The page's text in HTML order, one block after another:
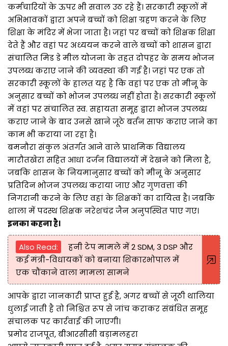
कर्मचारियों के ऊपर भी सवाल उठ रहे हैं। सरकारी स्कूलों में
अभिभावकों द्वारा अपने बच्चों को शिक्षा ग्रहण करने के लिए
शिक्षा के मंदिर में भेजा जाता है। जहां पर बच्चों को शिक्षक शिक्षा
देते हैं और वहां पर अध्ययन करने वाले बच्चों को शासन द्वारा
संचालित मिड डे मील योजना के तहत दोपहर के समय भोजन
उपलब्ध कराए जाने की व्यवस्था की गई है। जहां पर एक तो
सरकारी स्कूलों के हालत यह है कि वहां पर एक तो मीनू के
अनुसार बच्चों को भोजन उपलब्ध नहीं होता है। सरकारी स्कूलों
में वहां पर संचालित स्व. सहायता समूह द्वारा भोजन उपलब्ध
कराए जाने के बाद उनसे खाने जूठे बर्तन साफ कराए जाने का
काम भी कराया जा रहा है।
बमनौरा संकुल अंतर्गत आने वाले प्राथमिक विद्यालय
मारौतखेरा सहित आधा दर्जन विद्यालयों में देखने को मिला है,
जबकि शासन के नियमानुसार बच्चों को मीनू के अनुसार
प्रतिदिन भोजन उपलब्ध कराया जाए और गुणवत्ता की
निगरानी करने के लिए वहां के शिक्षकों का दायित्व है। जबकि
शाला में पदस्थ शिक्षक नरेशचंद्र जैन अनुपस्थित पाए गए।
इनका कहना है।
Also Read:
हनी टेप मामले में 2 SDM, 3 DSP और
कई मंत्री-विधायकों को बनाया शिकारभोपाल में
एक चौंकाने वाला मामला सामने
आपके द्वारा जानकारी प्राप्त हुई है, अगर बच्चों से जूठी थालिया
धुलाई जाती है तो निश्चित रूप से जांच कराकर संबंधित समूह
संचालक पर कार्रवाई की जाएगी।
प्रमोद राजपूत, बीआरसीसी बड़ामलहरा